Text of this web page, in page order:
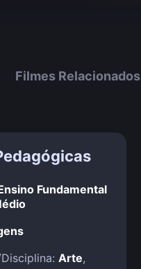
Filmes Relacionados
Fundamental
Arte,